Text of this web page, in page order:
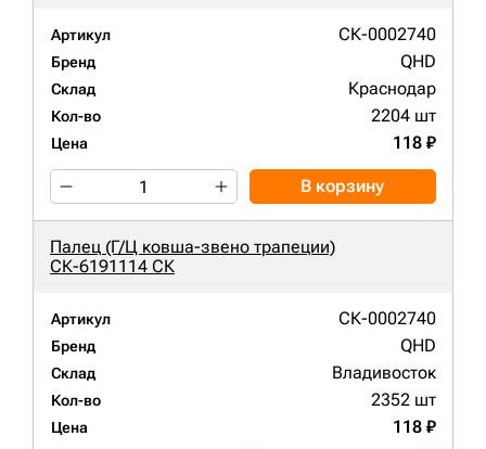
Артикул СК-0002740
Бренд QHD
Склад Краснодар
Кол-во 2204 шт
Цена 118 ₽
В корзину
Палец (Г/Ц ковша-звено трапеции)
СК-6191114 СК
Артикул СК-0002740
Бренд QHD
Склад Владивосток
Кол-во 2352 шт
Цена 118 ₽